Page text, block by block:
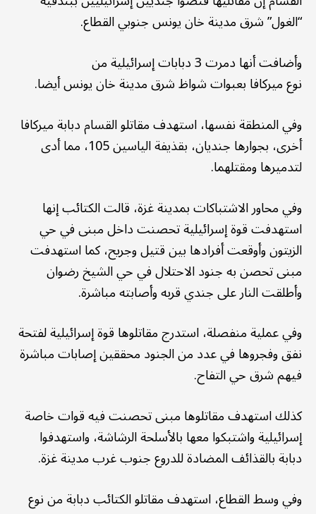
“الغول” شرق مدينة خان يونس جنوبي القطاع.
وأضافت أنها دمرت 3 دبابات إسرائيلية من
نوع ميركافا بعبوات شواظ شرق مدينة خان يونس أيضا.
وفي المنطقة نفسها، استهدف مقاتلو القسام دبابة ميركافا
أخرى، بجوارها جنديان، بقذيفة الياسين 105، مما أدى
لتدميرها ومقتلهما.
وفي محاور الاشتباكات بمدينة غزة، قالت الكتائب إنها
استهدفت قوة إسرائيلية تحصنت داخل مبنى في حي
الزيتون وأوقعت أفرادها بين قتيل وجريح، كما استهدفت
مبنى تحصن به جنود الاحتلال في حي الشيخ رضوان
وأطلقت النار على جندي قربه وأصابته مباشرة.
وفي عملية منفصلة، استدرج مقاتلوها قوة إسرائيلية لفتحة
نفق وفجروها في عدد من الجنود محققين إصابات مباشرة
فيهم شرق حي التفاح.
كذلك استهدف مقاتلوها مبنى تحصنت فيه قوات خاصة
إسرائيلية واشتبكوا معها بالأسلحة الرشاشة، واستهدفوا
دبابة بالقذائف المضادة للدروع جنوب غرب مدينة غزة.
وفي وسط القطاع، استهدف مقاتلو الكتائب دبابة من نوع